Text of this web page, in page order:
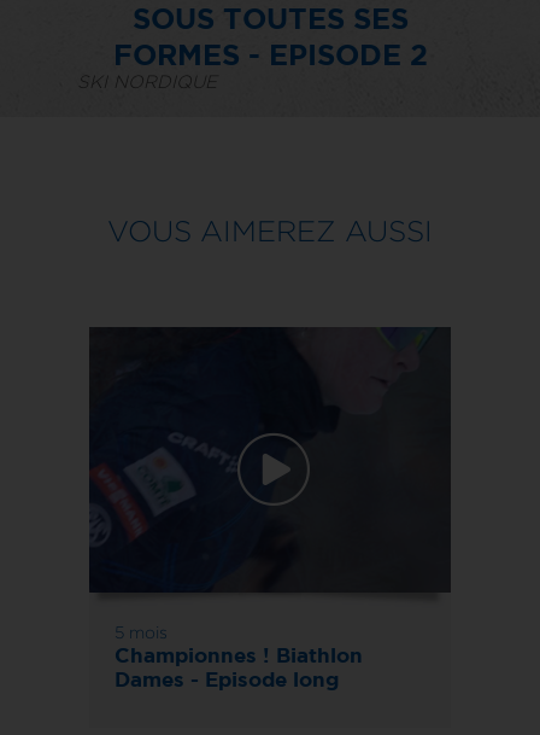
SOUS TOUTES SES
FORMES - EPISODE 2
SKI NORDIQUE
VOUS AIMEREZ AUSSI
5 mois
Championnes ! Biathlon
Dames - Episode long